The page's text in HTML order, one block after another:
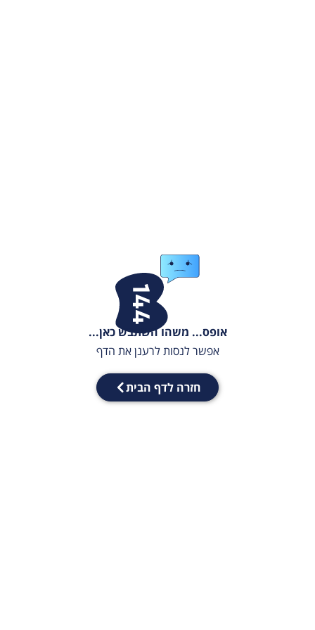
אופס... משהו השתבש כאן...
אפשר לנסות לרענן את הדף
חזרה לדף הבית